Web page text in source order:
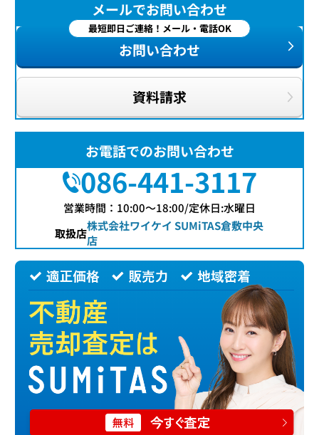
メールでお問い合わせ
最短即日ご連絡！メール・電話OK
お問い合わせ
資料請求
お電話でのお問い合わせ
086-441-3117
営業時間：10:00〜18:00/定休日:水曜日
取扱店株式会社ワイケイ SUMiTAS倉敷中央
店